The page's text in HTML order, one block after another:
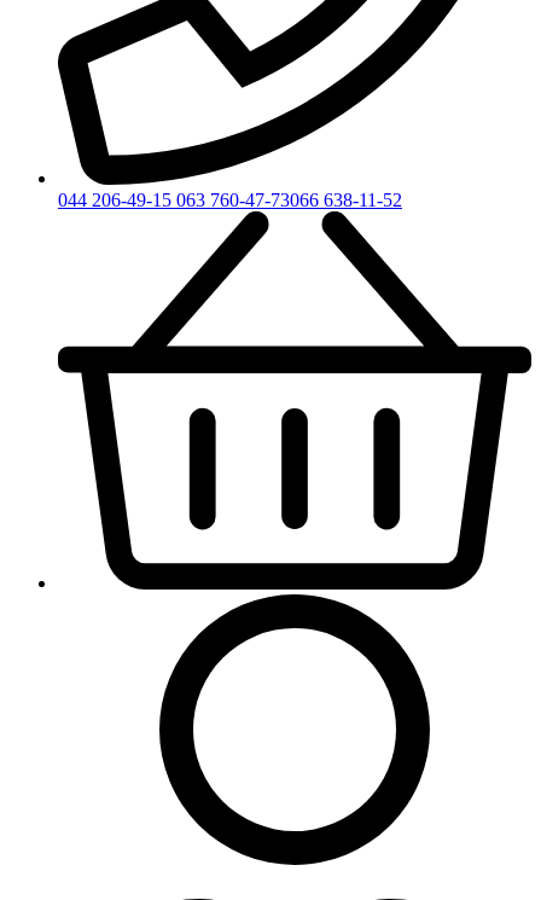
044 206-49-15 063 760-47-73066 638-11-52